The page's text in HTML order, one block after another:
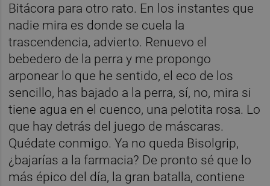
Bitácora para otro rato. En los instantes que
nadie mira es donde se cuela la
trascendencia, advierto. Renuevo el
bebedero de la perra y me propongo
arponear lo que he sentido, el eco de los
sencillo, has bajado a la perra, sí, no, mira si
tiene agua en el cuenco, una pelotita rosa. Lo
que hay detrás del juego de máscaras.
Quédate conmigo. Ya no queda Bisolgrip,
¿bajarías a la farmacia? De pronto sé que lo
más épico del día, la gran batalla, contiene